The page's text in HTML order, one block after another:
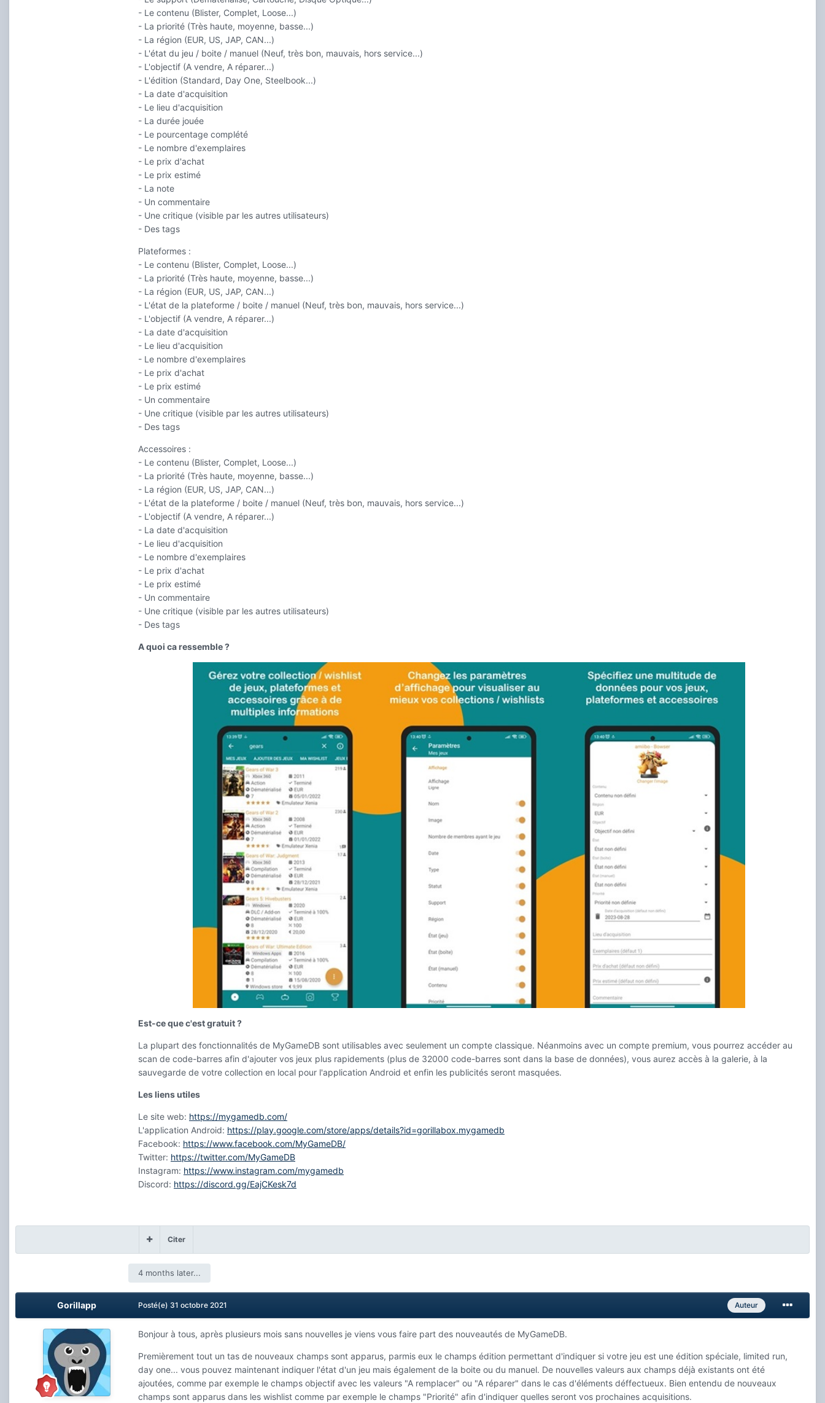
- Le contenu (Blister, Complet, Loose...)
- La priorité (Très haute, moyenne, basse...)
- La région (EUR, US, JAP, CAN...)
- L'état du jeu / boite / manuel (Neuf, très bon, mauvais, hors service...)
- L'objectif (A vendre, A réparer...)
- L'édition (Standard, Day One, Steelbook...)
- La date d'acquisition
- Le lieu d'acquisition
- La durée jouée
- Le pourcentage complété
- Le nombre d'exemplaires
- Le prix d'achat
- Le prix estimé
- La note
- Un commentaire
- Une critique (visible par les autres utilisateurs)
- Des tags
Plateformes :
- Le contenu (Blister, Complet, Loose...)
- La priorité (Très haute, moyenne, basse...)
- La région (EUR, US, JAP, CAN...)
- L'état de la plateforme / boite / manuel (Neuf, très bon, mauvais, hors service...)
- L'objectif (A vendre, A réparer...)
- La date d'acquisition
- Le lieu d'acquisition
- Le nombre d'exemplaires
- Le prix d'achat
- Le prix estimé
- Un commentaire
- Une critique (visible par les autres utilisateurs)
- Des tags
Accessoires :
- Le contenu (Blister, Complet, Loose...)
- La priorité (Très haute, moyenne, basse...)
- La région (EUR, US, JAP, CAN...)
- L'état de la plateforme / boite / manuel (Neuf, très bon, mauvais, hors service...)
- L'objectif (A vendre, A réparer...)
- La date d'acquisition
- Le lieu d'acquisition
- Le nombre d'exemplaires
- Le prix d'achat
- Le prix estimé
- Un commentaire
- Une critique (visible par les autres utilisateurs)
- Des tags
A quoi ca ressemble ?
Est-ce que c'est gratuit ?
La plupart des fonctionnalités de MyGameDB sont utilisables avec seulement un compte classique. Néanmoins avec un compte premium, vous pourrez accéder au
scan de code-barres afin d'ajouter vos jeux plus rapidements (plus de 32000 code-barres sont dans la base de données), vous aurez accès à la galerie, à la
sauvegarde de votre collection en local pour l'application Android et enfin les publicités seront masquées.
Les liens utiles
Le site web: https://mygamedb.com/
L'application Android: https://play.google.com/store/apps/details?id=gorillabox.mygamedb
Facebook: https://www.facebook.com/MyGameDB/
Twitter: https://twitter.com/MyGameDB
Instagram: https://www.instagram.com/mygamedb
Discord: https://discord.gg/EajCKesk7d
Citer
4 months later...
Gorillapp Auteur
Posté(e) 31 octobre 2021
Bonjour à tous, après plusieurs mois sans nouvelles je viens vous faire part des nouveautés de MyGameDB.
Premièrement tout un tas de nouveaux champs sont apparus, parmis eux le champs édition permettant d'indiquer si votre jeu est une édition spéciale, limited run,
day one... vous pouvez maintenant indiquer l'état d'un jeu mais également de la boite ou du manuel. De nouvelles valeurs aux champs déjà existants ont été
ajoutées, comme par exemple le champs objectif avec les valeurs "A remplacer" ou "A réparer" dans le cas d'éléments déffectueux. Bien entendu de nouveaux
champs sont apparus dans les wishlist comme par exemple le champs "Priorité" afin d'indiquer quelles seront vos prochaines acquisitions.